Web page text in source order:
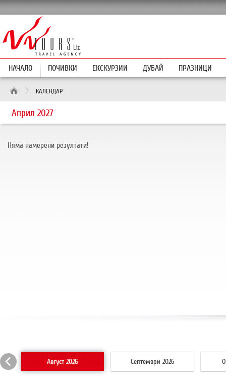
НАЧАЛО ПОЧИВКИ ЕКСКУРЗИИ ДУБАЙ ПРАЗНИЦИ
КАЛЕНДАР
Април 2027
Няма намерени резултати!
Август 2026 Септември 2026